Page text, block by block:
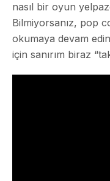
nasıl bir oyun
Bilmiyorsanız, pop
okumaya devam
için sanırım biraz